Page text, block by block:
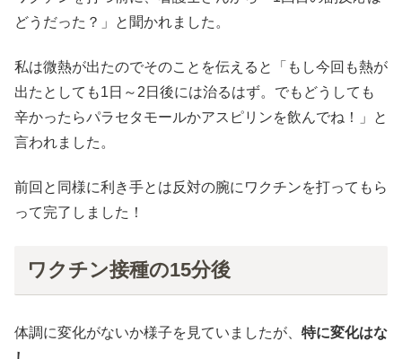
どうだった？」と聞かれました。
私は微熱が出たのでそのことを伝えると「もし今回も熱が
出たとしても1日～2日後には治るはず。でもどうしても
辛かったらパラセタモールかアスピリンを飲んでね！」と
言われました。
前回と同様に利き手とは反対の腕にワクチンを打ってもら
って完了しました！
ワクチン接種の15分後
体調に変化がないか様子を見ていましたが、 特に変化はな